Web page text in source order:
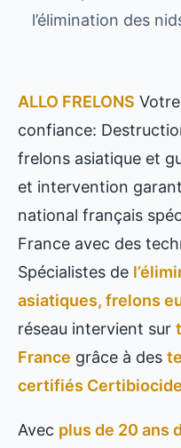
l’élimination des
ALLO FRELONS
confiance:
frelons asiatique et
et intervention
national français
France avec des
Spécialistes de
asiatiques, frelons
réseau intervient sur
France grâce à des
certifiés Certibiocide
Avec plus de 20 ans